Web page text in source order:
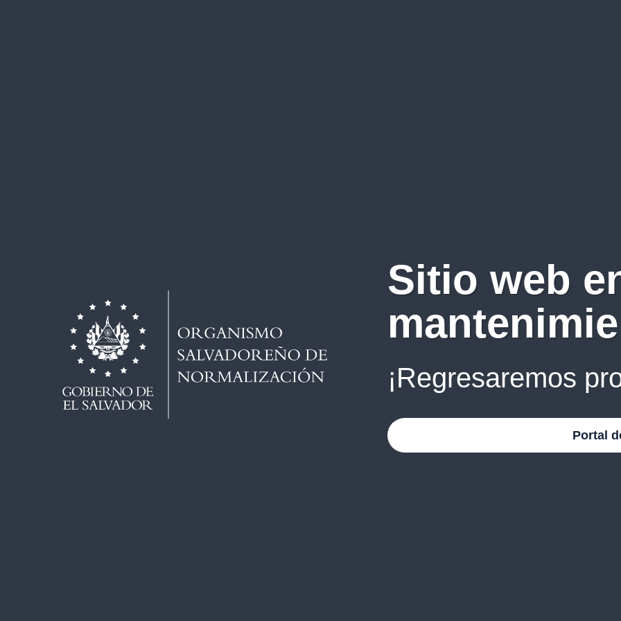
Sitio web
¡Regresaremos
Portal